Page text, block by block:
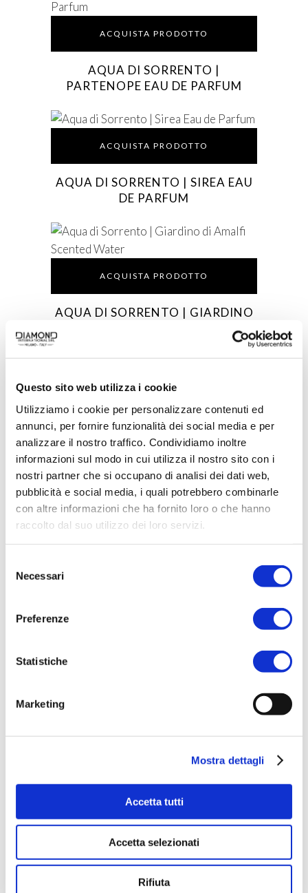
Questo sito web utilizza i cookie
Utilizziamo i cookie per personalizzare contenuti ed
annunci, per fornire funzionalità dei social media e per
analizzare il nostro traffico. Condividiamo inoltre
informazioni sul modo in cui utilizza il nostro sito con i
nostri partner che si occupano di analisi dei dati web,
pubblicità e social media, i quali potrebbero combinarle
con altre informazioni che ha fornito loro o che hanno
raccolto dal suo utilizzo dei loro servizi.
delNecessari
Preferenze
Statistiche
Marketing
Mostra dettagli
Accetta tutti
Accetta selezionati
Rifiuta
ACQUISTA PRODOTTO
AQUA DI SORRENTO |
PARTENOPE EAU DE PARFUM
ACQUISTA PRODOTTO
AQUA DI SORRENTO | SIREA EAU
DE PARFUM
ACQUISTA PRODOTTO
AQUA DI SORRENTO | GIARDINO
DI AMALFI SCENTED WATER
ACQUISTA PRODOTTO
DOLCE & MANIA | GOLDEN
CARAMEL SCENTED WATER
ACQUISTA PRODOTTO
SCENTED WATER